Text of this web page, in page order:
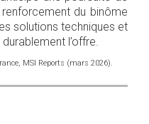
du binôme
solutions techniques et
l’offre.
MSI Reports (mars 2026).